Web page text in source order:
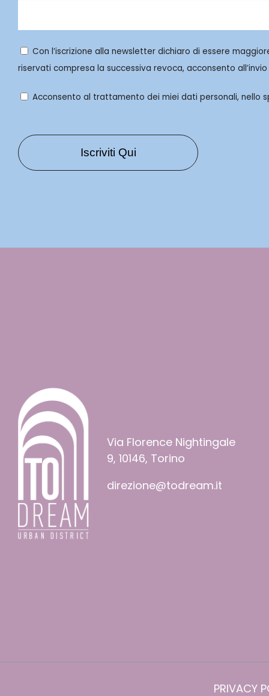
Con l’iscrizione alla newsletter dichiaro di essere
riservati compresa la successiva revoca, acconsento
Acconsento al trattamento dei miei dati personali, nello
Via Florence Nightingale
9, 10146, Torino
direzione@todream.it
PRIVACY